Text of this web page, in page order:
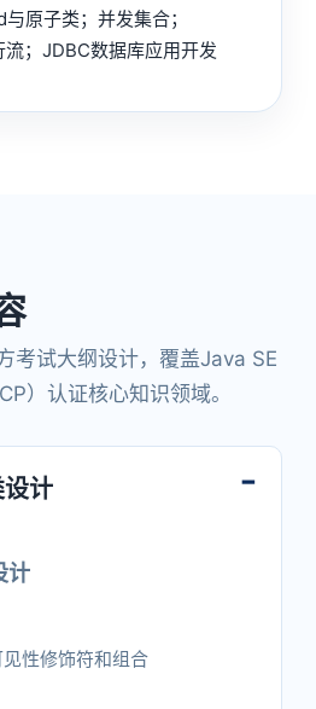
原子类；并发集合；
；JDBC数据库应用开发
考试大纲设计，覆盖Java SE
）认证核心知识领域。
计
计
性修饰符和组合